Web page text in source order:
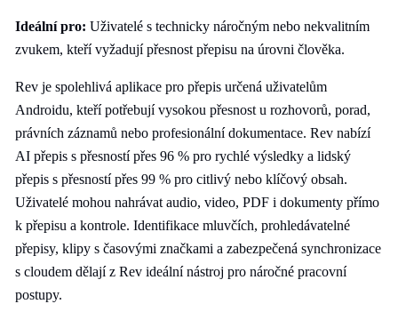
Ideální pro: Uživatelé s technicky náročným nebo nekvalitním
zvukem, kteří vyžadují přesnost přepisu na úrovni člověka.
Rev je spolehlivá aplikace pro přepis určená uživatelům
Androidu, kteří potřebují vysokou přesnost u rozhovorů, porad,
právních záznamů nebo profesionální dokumentace. Rev nabízí
AI přepis s přesností přes 96 % pro rychlé výsledky a lidský
přepis s přesností přes 99 % pro citlivý nebo klíčový obsah.
Uživatelé mohou nahrávat audio, video, PDF i dokumenty přímo
k přepisu a kontrole. Identifikace mluvčích, prohledávatelné
přepisy, klipy s časovými značkami a zabezpečená synchronizace
s cloudem dělají z Rev ideální nástroj pro náročné pracovní
postupy.